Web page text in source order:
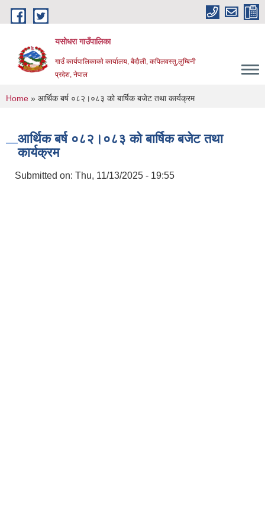
Skip to main content
यसोधरा गाउँपालिका
गाउँ कार्यपालिकाकाे कार्यालय, बैदाैली, कपिलवस्तु,लुम्बिनी
प्रदेश, नेपाल
You are here
Home » आर्थिक बर्ष ०८२।०८३ को बार्षिक बजेट तथा कार्यक्रम
आर्थिक बर्ष ०८२।०८३ को बार्षिक बजेट तथा
कार्यक्रम
Submitted on: Thu, 11/13/2025 - 19:55